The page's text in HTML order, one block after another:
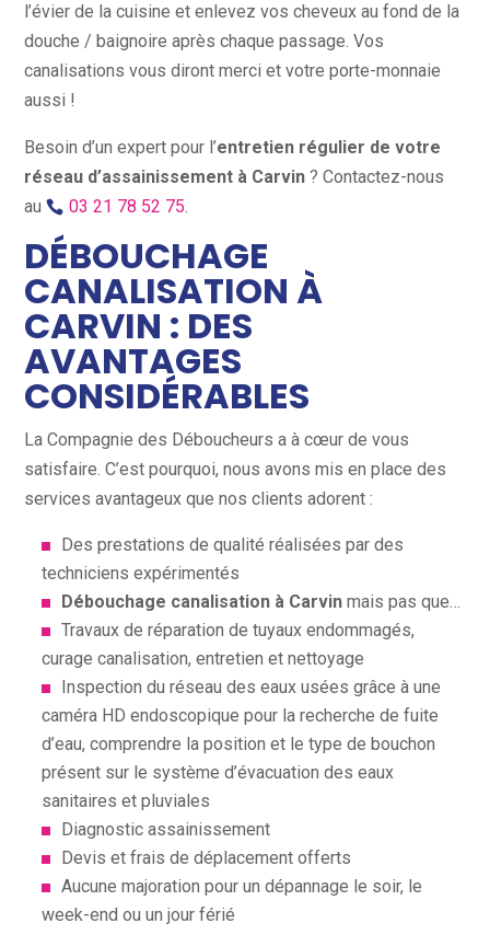
l’évier de la cuisine et enlevez vos cheveux au fond de la
douche / baignoire après chaque passage. Vos
canalisations vous diront merci et votre porte-monnaie
aussi !
Besoin d’un expert pour l’entretien régulier de votre
réseau d’assainissement à Carvin ? Contactez-nous
au
03 21 78 52 75.
DÉBOUCHAGE
CANALISATION À
CARVIN : DES
AVANTAGES
CONSIDÉRABLES
La Compagnie des Déboucheurs a à cœur de vous
satisfaire. C’est pourquoi, nous avons mis en place des
services avantageux que nos clients adorent :
Des prestations de qualité réalisées par des
techniciens expérimentés
Débouchage canalisation à Carvin mais pas que…
Travaux de réparation de tuyaux endommagés,
curage canalisation, entretien et nettoyage
Inspection du réseau des eaux usées grâce à une
caméra HD endoscopique pour la recherche de fuite
d’eau, comprendre la position et le type de bouchon
présent sur le système d’évacuation des eaux
sanitaires et pluviales
Diagnostic assainissement
Devis et frais de déplacement offerts
Aucune majoration pour un dépannage le soir, le
week-end ou un jour férié